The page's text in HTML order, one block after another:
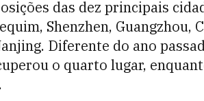
das dez principais
Shenzhen, Guangzhou,
Diferente do ano
o quarto lugar,